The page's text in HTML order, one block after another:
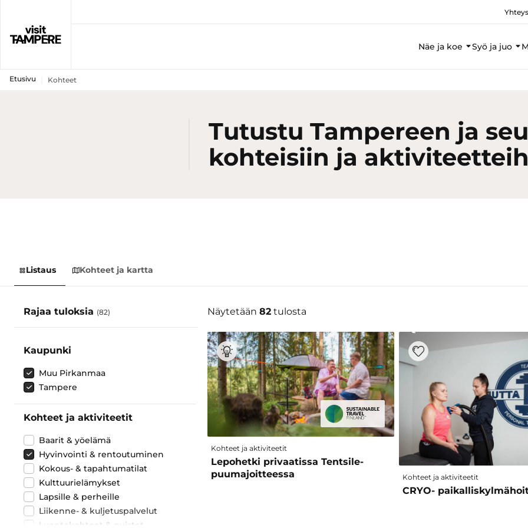
Näe ja koe Syö ja juo
Etusivu Kohteet
Tutustu Tampereen ja
kohteisiin ja
Listaus Kohteet ja kartta
Rajaa tuloksia (82)
Kaupunki
Muu Pirkanmaa
Tampere
Kohteet ja aktiviteetit
Baarit & yöelämä
Hyvinvointi & rentoutuminen
Kokous- & tapahtumatilat
Kulttuurielämykset
Lapsille & perheille
Liikenne- & kuljetuspalvelut
Luontokohteet & puistot
Näytetään 82 tulosta
Kohteet ja aktiviteetit
Lepohetki privaatissa Tentsile-
puumajoitteessa
Kohteet ja aktiviteetit
CRYO-